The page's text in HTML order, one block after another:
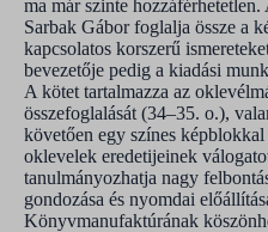
ma már szinte
Sarbak Gábor foglalja össze a
kapcsolatos korszerű
bevezetője pedig a kiadási
A kötet tartalmazza az
összefoglalását (34–35. o.),
követően egy színes
oklevelek eredetijeinek
tanulmányozhatja nagy
gondozása és nyomdai
Könyvmanufaktúrának